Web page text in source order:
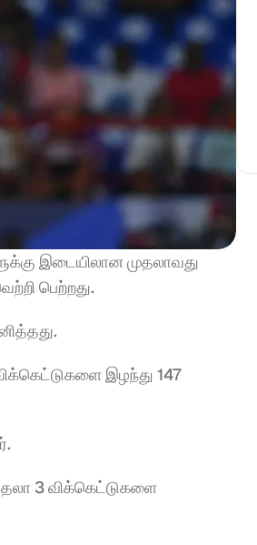
இடையிலான முதலாவது
பெற்றது.
இழந்து 147
3 விக்கெட்டுகளை